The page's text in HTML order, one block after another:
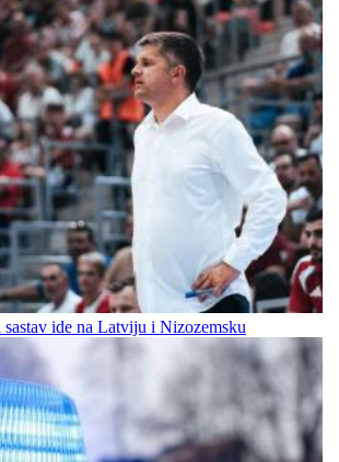
ide na Latviju i Nizozemsku